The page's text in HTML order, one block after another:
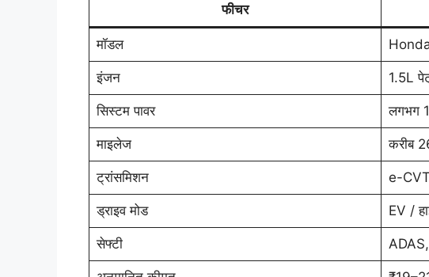
फीचर
मॉडल
इंजन 1.5L
सिस्टम पावर लगभग
माइलेज करीब
ट्रांसमिशन e-
ड्राइव मोड EV /
सेफ्टी